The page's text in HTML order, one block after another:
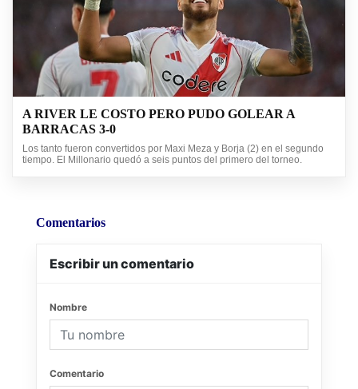
A RIVER LE COSTO PERO PUDO GOLEAR A
BARRACAS 3-0
Los tanto fueron convertidos por Maxi Meza y Borja (2) en el segundo
tiempo. El Millonario quedó a seis puntos del primero del torneo.
Comentarios
Escribir un comentario
Nombre
Comentario